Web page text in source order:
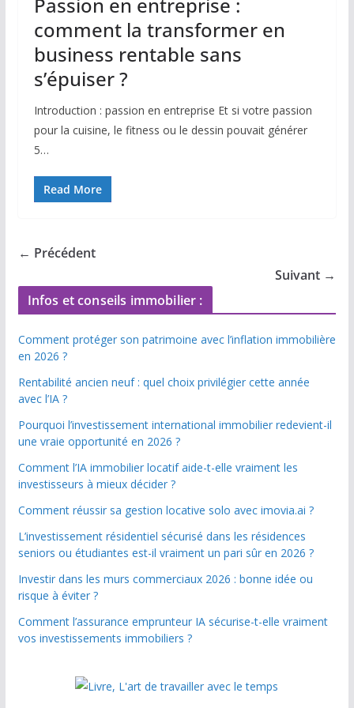
Passion en entreprise :
comment la transformer en
business rentable sans
s’épuiser ?
Introduction : passion en entreprise Et si votre passion
pour la cuisine, le fitness ou le dessin pouvait générer
5…
Read More
← Précédent
Suivant →
Infos et conseils immobilier :
Comment protéger son patrimoine avec l’inflation immobilière
en 2026 ?
Rentabilité ancien neuf : quel choix privilégier cette année
avec l’IA ?
Pourquoi l’investissement international immobilier redevient-il
une vraie opportunité en 2026 ?
Comment l’IA immobilier locatif aide-t-elle vraiment les
investisseurs à mieux décider ?
Comment réussir sa gestion locative solo avec imovia.ai ?
L’investissement résidentiel sécurisé dans les résidences
seniors ou étudiantes est-il vraiment un pari sûr en 2026 ?
Investir dans les murs commerciaux 2026 : bonne idée ou
risque à éviter ?
Comment l’assurance emprunteur IA sécurise-t-elle vraiment
vos investissements immobiliers ?